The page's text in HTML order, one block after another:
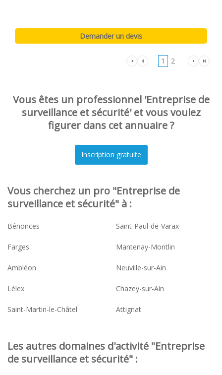
1 2
Vous êtes un professionnel 'Entreprise de
surveillance et sécurité' et vous voulez
figurer dans cet annuaire ?
Vous cherchez un pro "Entreprise de
surveillance et sécurité" à :
Bénonces Saint-Paul-de-Varax
Farges Mantenay-Montlin
Ambléon Neuville-sur-Ain
Lélex Chazey-sur-Ain
Saint-Martin-le-Châtel Attignat
Les autres domaines d'activité "Entreprise
de surveillance et sécurité" :